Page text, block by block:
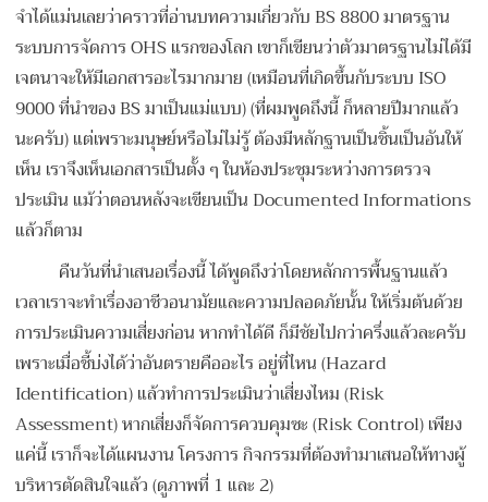
จำได้แม่นเลยว่าคราวที่อ่านบทความเกี่ยวกับ BS 8800 มาตรฐาน
ระบบการจัดการ OHS แรกของโลก เขาก็เขียนว่าตัวมาตรฐานไม่ได้มี
เจตนาจะให้มีเอกสารอะไรมากมาย (เหมือนที่เกิดขึ้นกับระบบ ISO
9000 ที่นำของ BS มาเป็นแม่แบบ) (ที่ผมพูดถึงนี้ ก็หลายปีมากแล้ว
นะครับ) แต่เพราะมนุษย์หรือไม่ไม่รู้ ต้องมีหลักฐานเป็นชิ้นเป็นอันให้
เห็น เราจึงเห็นเอกสารเป็นตั้ง ๆ ในห้องประชุมระหว่างการตรวจ
ประเมิน แม้ว่าตอนหลังจะเขียนเป็น Documented Informations
แล้วก็ตาม
คืนวันที่นำเสนอเรื่องนี้ ได้พูดถึงว่าโดยหลักการพื้นฐานแล้ว
เวลาเราจะทำเรื่องอาชีวอนามัยและความปลอดภัยนั้น ให้เริ่มต้นด้วย
การประเมินความเสี่ยงก่อน หากทำได้ดี ก็มีชัยไปกว่าครึ่งแล้วละครับ
เพราะเมื่อชี้บ่งได้ว่าอันตรายคืออะไร อยู่ที่ไหน (Hazard
Identification) แล้วทำการประเมินว่าเสี่ยงไหม (Risk
Assessment) หากเสี่ยงก็จัดการควบคุมซะ (Risk Control) เพียง
แค่นี้ เราก็จะได้แผนงาน โครงการ กิจกรรมที่ต้องทำมาเสนอให้ทางผู้
บริหารตัดสินใจแล้ว (ดูภาพที่ 1 และ 2)